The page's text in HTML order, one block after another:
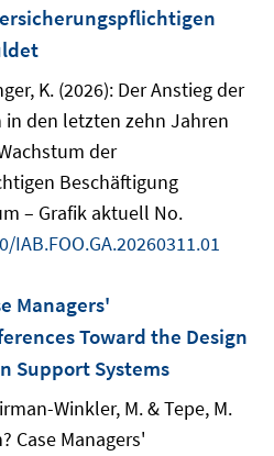
K. (2026): Der Anstieg der
den letzten zehn Jahren
der
Beschäftigung
– Grafik aktuell No.
IAB.FOO.GA.20260311.01
Managers'
Toward the Design
Support Systems
Winkler, M. & Tepe, M.
Case Managers'